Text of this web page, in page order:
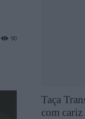
90
Taça
com